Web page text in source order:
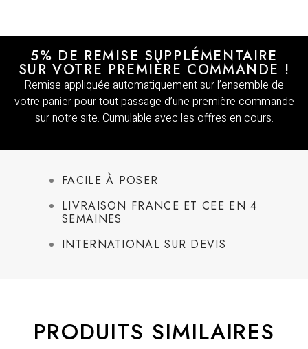
5% DE REMISE SUPPLÉMENTAIRE
SUR VOTRE PREMIÈRE COMMANDE !
Remise appliquée automatiquement sur l’ensemble de
votre panier pour tout passage d’une première commande
sur notre site. Cumulable avec les offres en cours.
FACILE À POSER
LIVRAISON FRANCE ET CEE EN 4
SEMAINES
INTERNATIONAL SUR DEVIS
PRODUITS SIMILAIRES